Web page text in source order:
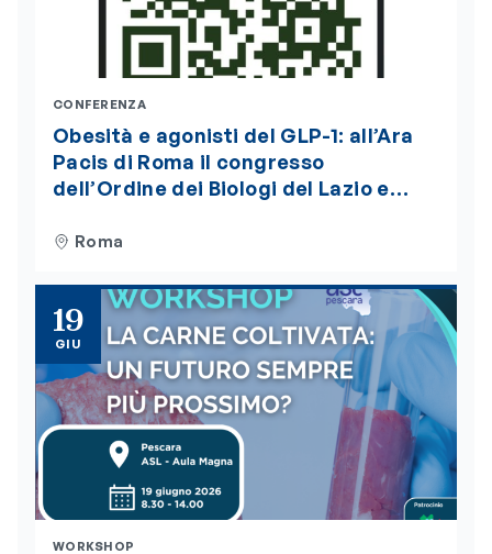
CONFERENZA
Obesità e agonisti del GLP-1: all’Ara
Pacis di Roma il congresso
dell’Ordine dei Biologi del Lazio e
Roma
19
GIU
WORKSHOP